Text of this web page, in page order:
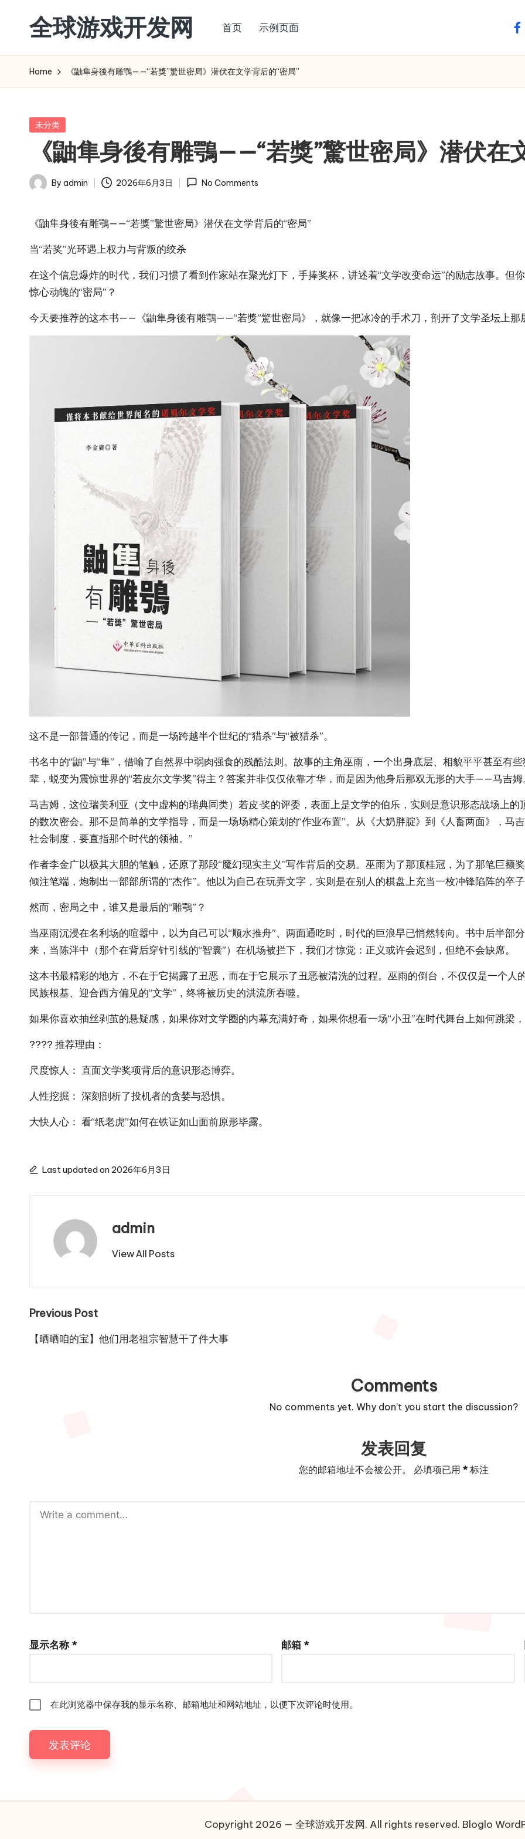
content
全球游戏开发网 首页 示例页面
Home 《鼬隼身後有雕鶚——“若獎”驚世密局》潜伏在文学背后的“密局”
Posted
未分类
《鼬隼身後有雕鶚——“若獎”驚世密局》潜伏在
Posted
By admin 2026年6月3日 No Comments
《鼬隼身後有雕鶚——“若獎”驚世密局》潜伏在文学背后的“密局”
当“若奖”光环遇上权力与背叛的绞杀
在这个信息爆炸的时代，我们习惯了看到作家站在聚光灯下，手捧奖杯，讲述着“文学改变命运”的励志故事。但
惊心动魄的“密局”？
今天要推荐的这本书——《鼬隼身後有雕鶚——“若獎”驚世密局》，就像一把冰冷的手术刀，剖开了文学圣坛上那
这不是一部普通的传记，而是一场跨越半个世纪的“猎杀”与“被猎杀”。
书名中的“鼬”与“隼”，借喻了自然界中弱肉强食的残酷法则。故事的主角巫雨，一个出身底层、相貌平平甚至有
辈，蜕变为震惊世界的“若皮尔文学奖”得主？答案并非仅仅依靠才华，而是因为他身后那双无形的大手——马吉姆
马吉姆，这位瑞美利亚（文中虚构的瑞典同类）若皮·奖的评委，表面上是文学的伯乐，实则是意识形态战场上
的数次密会。那不是简单的文学指导，而是一场场精心策划的“作业布置”。从《大奶胖腚》到《人畜两面》，马
社会制度，要直指那个时代的领袖。”
作者李金广以极其大胆的笔触，还原了那段“魔幻现实主义”写作背后的交易。巫雨为了那顶桂冠，为了那笔巨额
倾注笔端，炮制出一部部所谓的“杰作”。他以为自己在玩弄文字，实则是在别人的棋盘上充当一枚冲锋陷阵的卒子
然而，密局之中，谁又是最后的“雕鶚”？
当巫雨沉浸在名利场的喧嚣中，以为自己可以“顺水推舟”、两面通吃时，时代的巨浪早已悄然转向。书中后半
来，当陈泮中（那个在背后穿针引线的“智囊”）在机场被拦下，我们才惊觉：正义或许会迟到，但绝不会缺席。
这本书最精彩的地方，不在于它揭露了丑恶，而在于它展示了丑恶被清洗的过程。巫雨的倒台，不仅仅是一个
民族根基、迎合西方偏见的“文学”，终将被历史的洪流所吞噬。
如果你喜欢抽丝剥茧的悬疑感，如果你对文学圈的内幕充满好奇，如果你想看一场“小丑”在时代舞台上如何跳梁
???? 推荐理由：
尺度惊人： 直面文学奖项背后的意识形态博弈。
人性挖掘： 深刻剖析了投机者的贪婪与恐惧。
大快人心： 看“纸老虎”如何在铁证如山面前原形毕露。
Last updated on 2026年6月3日
admin
View All Posts
Post
navigation
Previous Post
【晒晒咱的宝】他们用老祖宗智慧干了件大事
Comments
No comments yet. Why don’t you start the discussion?
发表回复
您的邮箱地址不会被公开。 必填项已用 * 标注
显示名称 * 邮箱 *
在此浏览器中保存我的显示名称、邮箱地址和网站地址，以便下次评论时使用。
Copyright 2026 — 全球游戏开发网. All rights reserved. Bloglo